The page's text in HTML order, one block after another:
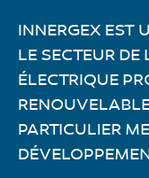
INNERGEX EST
LE SECTEUR
ÉLECTRIQUE
PARTICULIER